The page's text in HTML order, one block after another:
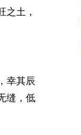
之土，
幸其辰
缝，低